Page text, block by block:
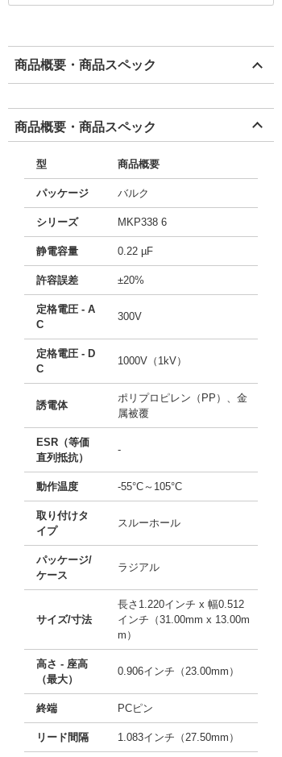
商品概要・商品スペック
商品概要・商品スペック
型 商品概要
パッケージ バルク
シリーズ MKP338 6
静電容量 0.22 µF
許容誤差 ±20%
定格電圧 - A
C
300V
定格電圧 - D
C
1000V（1kV）
誘電体
ポリプロピレン（PP）、金
属被覆
ESR（等価
直列抵抗）
-
動作温度 -55°C～105°C
取り付けタ
イプ
スルーホール
パッケージ/
ケース
ラジアル
サイズ/寸法
長さ1.220インチ x 幅0.512
インチ（31.00mm x 13.00m
m）
高さ - 座高
（最大）
0.906インチ（23.00mm）
終端 PCピン
リード間隔 1.083インチ（27.50mm）